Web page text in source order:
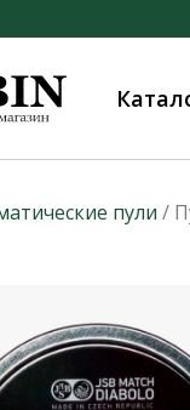
пули /